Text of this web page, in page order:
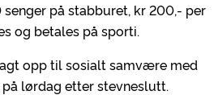
senger på stabburet, kr 200,- per
og betales på sporti.
opp til sosialt samvære med
lørdag etter stevneslutt.